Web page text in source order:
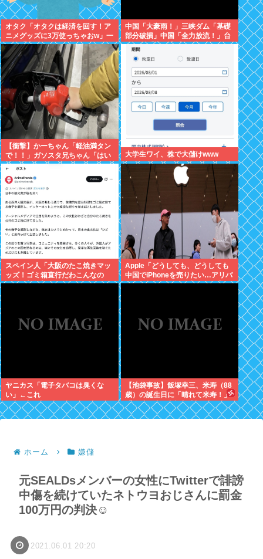
オタク「オタクは経済を回す！ア
ニメグッズに3万使っちゃおw」一
般人「車に500万、家に3000万、
観光して5万、交際費に5万」
中国「大豪雨！」三峡ダム「基礎
部分破損」中国「全力放流！」台
風13号「中国上陸予測」台風15号
「中国接近（画像」中国「台風同
時上陸！（穀物生産が壊滅危機」
【衝撃】かーちゃん「軽油満タン
で！！」ガソスタ兄ちゃん「はい
(レギュラーの間違いだろな…)」
⇒結果ｗｗ
大学生ワイ、株で大儲けwww
スペイン人「大阪のたこ焼きマッ
ッズ！ゴミ箱直行だわこんなの
w」←大炎上してしまう
Apple「どうしても、どうしても
中国でiPhoneを売りたい…アリバ
バさん提携しよ！」中国AI企業に
ヤニカス「電子タバコは臭くな
い」←これ
【池袋事故】飯塚幸三、米寿（88
歳）の誕生日に「晴れて米寿！」
「嬉しい」と日記に書いていた
ホーム 嫌儲
元SEALDsメンバーの女性にTwitterで誹謗
中傷を続けていたネトウヨおじさんに罰金
100万円の判決☺
2021.06.01 20:20